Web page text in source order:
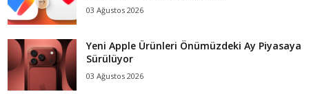
03 Ağustos 2026
Yeni Apple Ürünleri Önümüzdeki Ay Piyasaya
Sürülüyor
03 Ağustos 2026